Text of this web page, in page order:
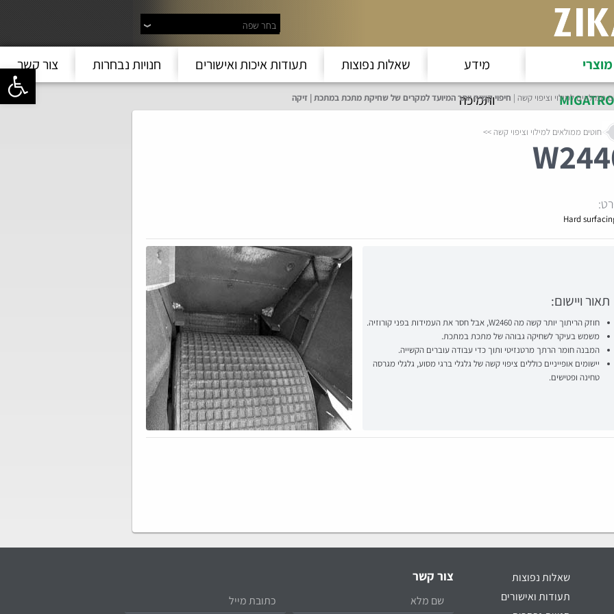
פתח
בחר שפה
מוצרי
מידע
ותמיכה
שאלות נפוצות תעודות איכות ואישורים חנויות נבחרות צור קשר
ממולאים למילוי וציפוי קשה חיפוי קשיח יותר המיועד למקרים של שחיקת מתכת במתכת | זיקה
חוטים ממולאים למילוי וציפוי קשה
W
Hard
תאור ויישום:
חוזק הריתוך יותר קשה מה W2460, אבל חסר את העמידות בפני קורוזיה.
משמש בעיקר לשחיקה גבוהה של מתכת במתכת.
המבנה חומר הרתך מרטנזיטי ותוך כדי עבודה עוברים הקשייה.
יישומים אופייניים כוללים ציפוי קשה של גלגלי ברגי מסוע, גלגלי מגרסה
טחינה ופטישים.
שאלות נפוצות
תעודות ואישורים
צור קשר